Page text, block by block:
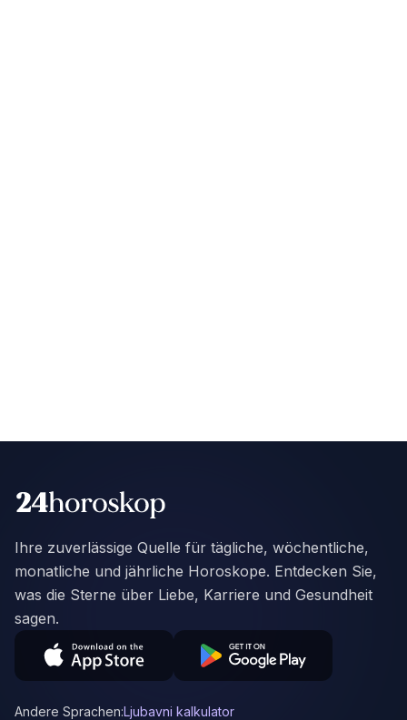
Ihre zuverlässige Quelle für tägliche, wöchentliche,
monatliche und jährliche Horoskope. Entdecken Sie,
was die Sterne über Liebe, Karriere und Gesundheit
sagen.
Andere Sprachen:Ljubavni kalkulator